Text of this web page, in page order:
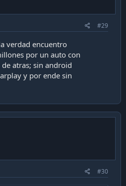
#29
verdad encuentro
por un auto con
atras; sin android
y por ende sin
#30